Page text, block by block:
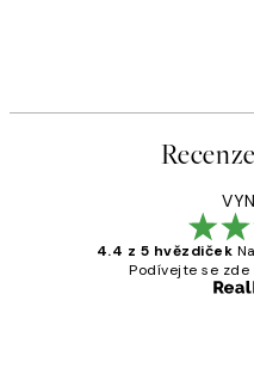
4.4 z 5 hvězdiček
Podívejte se